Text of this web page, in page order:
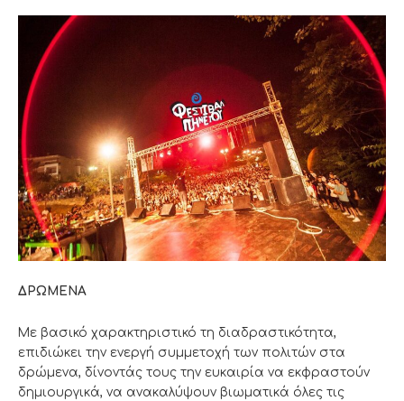
ΔΡΩΜΕΝΑ
Με βασικό χαρακτηριστικό τη διαδραστικότητα,
επιδιώκει την ενεργή συμμετοχή των πολιτών στα
δρώμενα, δίνοντάς τους την ευκαιρία να εκφραστούν
δημιουργικά, να ανακαλύψουν βιωματικά όλες τις